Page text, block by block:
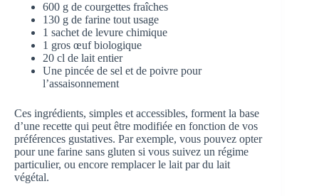
600 g de courgettes fraîches
130 g de farine tout usage
1 sachet de levure chimique
1 gros œuf biologique
20 cl de lait entier
Une pincée de sel et de poivre pour
l’assaisonnement
Ces ingrédients, simples et accessibles, forment la base
d’une recette qui peut être modifiée en fonction de vos
préférences gustatives. Par exemple, vous pouvez opter
pour une farine sans gluten si vous suivez un régime
particulier, ou encore remplacer le lait par du lait
végétal.